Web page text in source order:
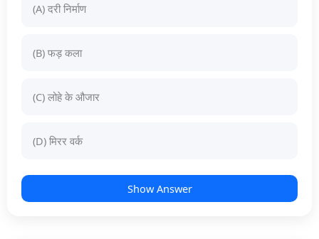
(A) दरी निर्माण
(B) फड़ कला
(C) लोहे के औजार
(D) मिरर वर्क
Show Answer